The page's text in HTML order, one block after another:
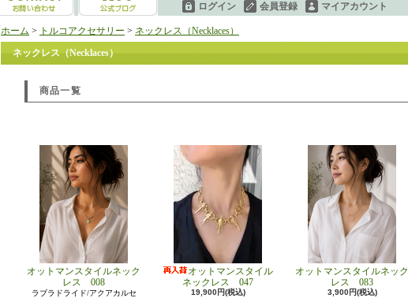
ログイン 会員登録 マイアカウント
ホーム > トルコアクセサリー > ネックレス（Necklaces）
ネックレス（Necklaces）
商品一覧
オットマンスタイルネック
レス 008
ラブラドライド/アクアカルセ
オットマンスタイル
ネックレス 047
19,900円(税込)
オットマンスタイルネック
レス 083
3,900円(税込)